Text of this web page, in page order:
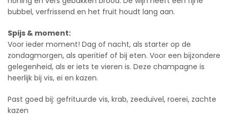
bubbel, verfrissend en het fruit houdt lang aan.
Spijs & moment:
Voor ieder moment! Dag of nacht, als starter op de
zondagmorgen, als aperitief of bij eten. Voor een bijzondere
gelegenheid, als er iets te vieren is. Deze champagne is
heerlijk bij vis, ei en kazen.
Past goed bij: gefrituurde vis, krab, zeeduivel, roerei, zachte
kazen